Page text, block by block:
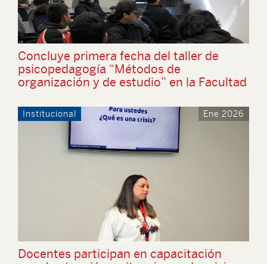
Concluye primera fecha del taller de
psicopedagogía “Métodos de
organización y de estudio” en la Facultad
Institucional Ene 2026
Docentes participan en capacitación